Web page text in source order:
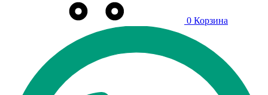
0 Корзина